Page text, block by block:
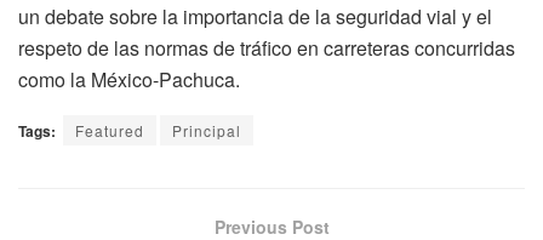
un debate sobre la importancia de la seguridad vial y el
respeto de las normas de tráfico en carreteras concurridas
como la México-Pachuca.
Tags: Featured Principal
Previous Post